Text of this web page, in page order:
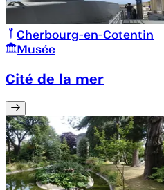
Cherbourg-en-Cotentin
Musée
Cité de la mer